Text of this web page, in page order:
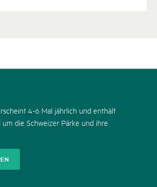
4-6 Mal jährlich und enthält
die Schweizer Pärke und ihre